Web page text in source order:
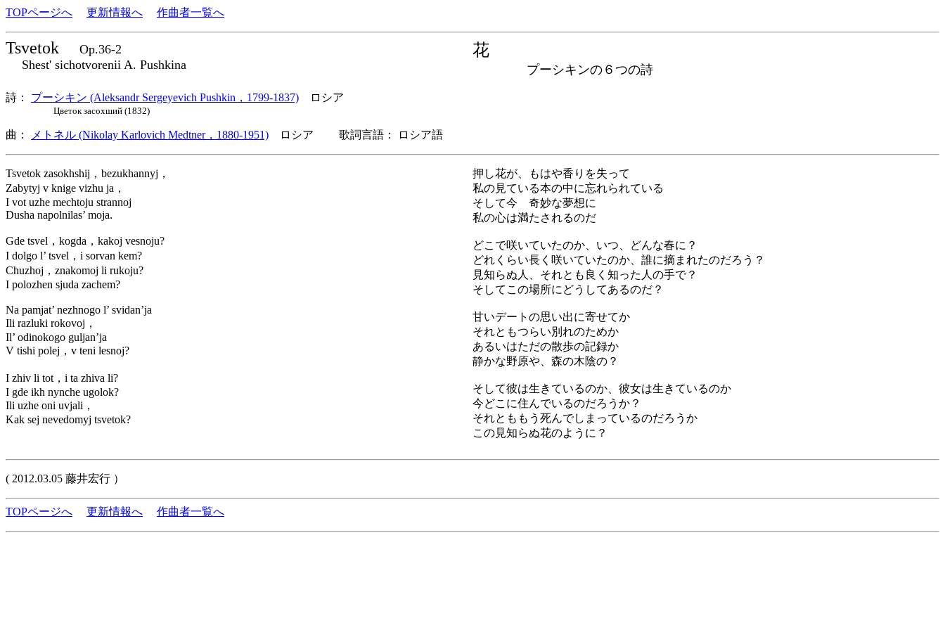
TOPページへ 更新情報へ 作曲者一覧へ
Tsvetok
Op.36-2
Shest' sichotvorenii A. Pushkina
花
プーシキンの６つの詩
詩： プーシキン (Aleksandr Sergeyevich Pushkin，1799-1837) ロシア
Цветок засохший (1832)
曲： メトネル (Nikolay Karlovich Medtner，1880-1951) ロシア 歌詞言語： ロシア語
Tsvetok zasokhshij，bezukhannyj，
Zabytyj v knige vizhu ja，
I vot uzhe mechtoju strannoj
Dusha napolnilas’ moja.
Gde tsvel，kogda，kakoj vesnoju?
I dolgo l’ tsvel，i sorvan kem?
Chuzhoj，znakomoj li rukoju?
I polozhen sjuda zachem?
Na pamjat’ nezhnogo l’ svidan’ja
Ili razluki rokovoj，
Il’ odinokogo guljan’ja
V tishi polej，v teni lesnoj?
I zhiv li tot，i ta zhiva li?
I gde ikh nynche ugolok?
Ili uzhe oni uvjali，
Kak sej nevedomyj tsvetok?
押し花が、もはや香りを失って
私の見ている本の中に忘れられている
そして今 奇妙な夢想に
私の心は満たされるのだ
どこで咲いていたのか、いつ、どんな春に？
どれくらい長く咲いていたのか、誰に摘まれたのだろう？
見知らぬ人、それとも良く知った人の手で？
そしてこの場所にどうしてあるのだ？
甘いデートの思い出に寄せてか
それともつらい別れのためか
あるいはただの散歩の記録か
静かな野原や、森の木陰の？
そして彼は生きているのか、彼女は生きているのか
今どこに住んでいるのだろうか？
それとももう死んでしまっているのだろうか
この見知らぬ花のように？
( 2012.03.05 藤井宏行 ）
TOPページへ 更新情報へ 作曲者一覧へ